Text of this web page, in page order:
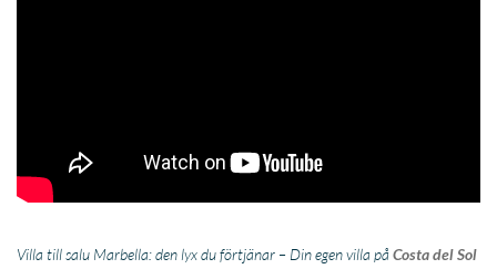
Villa till salu Marbella: den lyx du förtjänar – Din egen villa påCosta del Sol